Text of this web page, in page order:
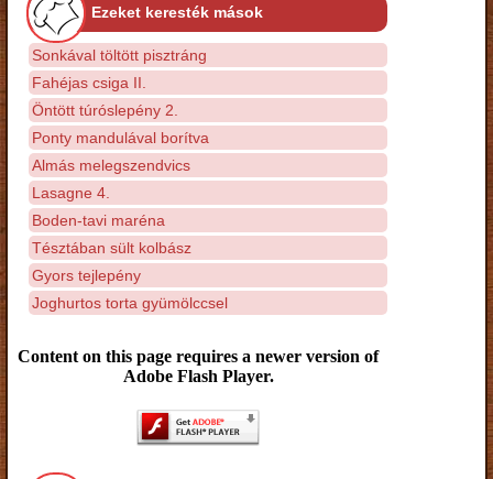
Ezeket keresték mások
Sonkával töltött pisztráng
Fahéjas csiga II.
Öntött túróslepény 2.
Ponty mandulával borítva
Almás melegszendvics
Lasagne 4.
Boden-tavi maréna
Tésztában sült kolbász
Gyors tejlepény
Joghurtos torta gyümölccsel
Content on this page requires a newer version of
Adobe Flash Player.